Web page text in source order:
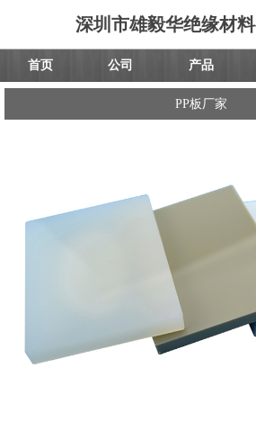
深圳市雄毅华绝缘材
首页 公司 产品
PP板厂家